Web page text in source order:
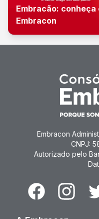
Embracão:
Embracon
Embracon
CNPJ:
Autorizado pelo
FacebookInstagram